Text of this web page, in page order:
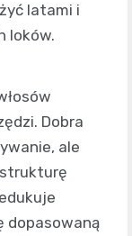
latami i
loków.
Dobra
ale
dopasowaną